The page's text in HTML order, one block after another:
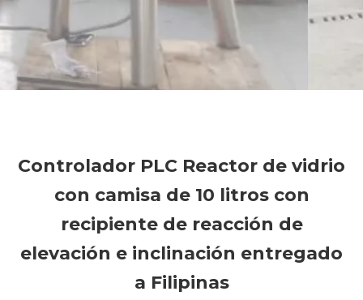
Controlador PLC Reactor de vidrio
con camisa de 10 litros con
recipiente de reacción de
elevación e inclinación entregado
a Filipinas